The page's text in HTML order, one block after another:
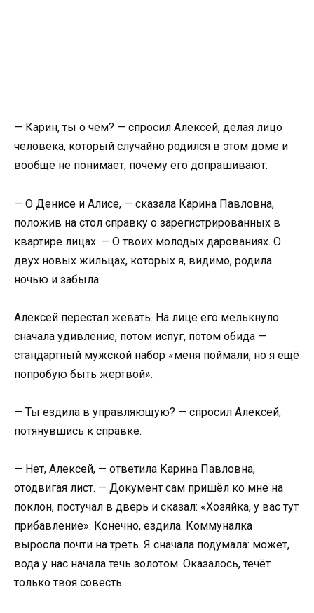
— Карин, ты о чём? — спросил Алексей, делая лицо
человека, который случайно родился в этом доме и
вообще не понимает, почему его допрашивают.
— О Денисе и Алисе, — сказала Карина Павловна,
положив на стол справку о зарегистрированных в
квартире лицах. — О твоих молодых дарованиях. О
двух новых жильцах, которых я, видимо, родила
ночью и забыла.
Алексей перестал жевать. На лице его мелькнуло
сначала удивление, потом испуг, потом обида —
стандартный мужской набор «меня поймали, но я ещё
попробую быть жертвой».
— Ты ездила в управляющую? — спросил Алексей,
потянувшись к справке.
— Нет, Алексей, — ответила Карина Павловна,
отодвигая лист. — Документ сам пришёл ко мне на
поклон, постучал в дверь и сказал: «Хозяйка, у вас тут
прибавление». Конечно, ездила. Коммуналка
выросла почти на треть. Я сначала подумала: может,
вода у нас начала течь золотом. Оказалось, течёт
только твоя совесть.